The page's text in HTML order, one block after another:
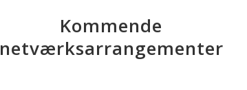
Kommende
netværksarrangementer